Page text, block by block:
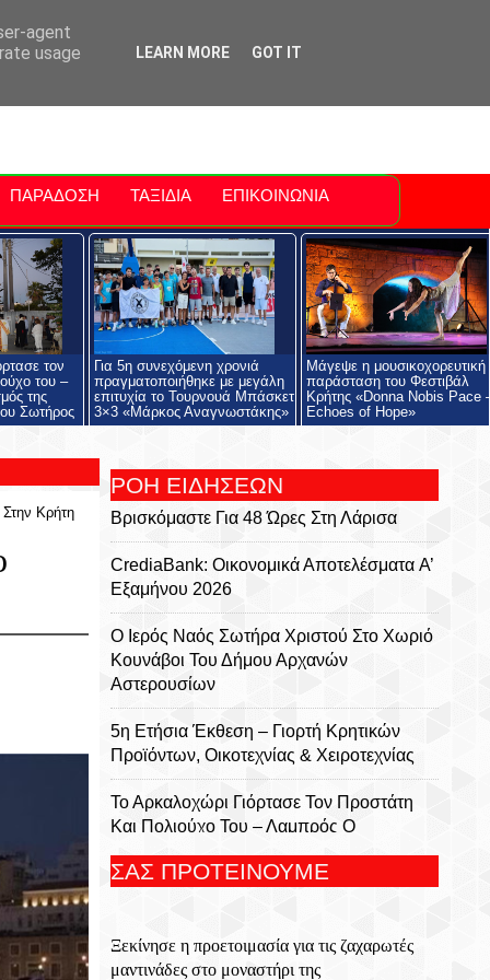
Polis
ΠΑΡΑΔΟΣΗ ΤΑΞΙΔΙΑ ΕΠΙΚΟΙΝΩΝΙΑ
τον
του –
της
Σωτήρος
Για 5η συνεχόμενη χρονιά
πραγματοποιήθηκε με μεγάλη
επιτυχία το Τουρνουά Μπάσκετ
3×3 «Μάρκος Αναγνωστάκης»
Μάγεψε η μουσικοχορευτική
παράσταση του Φεστιβάλ
Κρήτης «Donna Nobis Pace
Echoes of Hope»
Κρήτη
ΡΟΗ ΕΙΔΗΣΕΩΝ
Βρισκόμαστε Για 48 Ώρες Στη Λάρισα
CrediaBank: Οικονομικά Αποτελέσματα A’
Εξαμήνου 2026
Ο Ιερός Ναός Σωτήρα Χριστού Στο Χωριό
Κουνάβοι Του Δήμου Αρχανών
Αστερουσίων
5η Ετήσια Έκθεση – Γιορτή Κρητικών
Προϊόντων, Οικοτεχνίας & Χειροτεχνίας
Το Αρκαλοχώρι Γιόρτασε Τον Προστάτη
Και Πολιούχο Του – Λαμπρός Ο
Σωτήρος
Πραγματοποιήθηκε Με Μεγάλη Επιτυχία
Το Τουρνουά Μπάσκετ 3×3 «Μάρκος
ΣΑΣ ΠΡΟΤΕΙΝΟΥΜΕ
Ξεκίνησε η προετοιμασία για τις ζαχαρωτές
μαντινάδες στο μοναστήρι της
agent
usage
LEARN MORE GOT IT